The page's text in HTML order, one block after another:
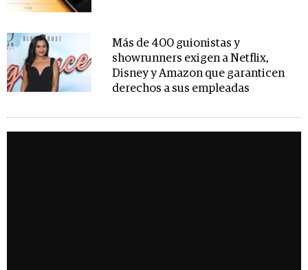
Más de 400 guionistas y
showrunners exigen a Netflix,
Disney y Amazon que garanticen
derechos a sus empleadas